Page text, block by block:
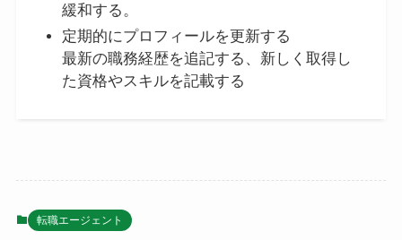
緩和する。
定期的にプロフィールを更新する
最新の職務経歴を追記する、新しく取得し
た資格やスキルを記載する
転職エージェント